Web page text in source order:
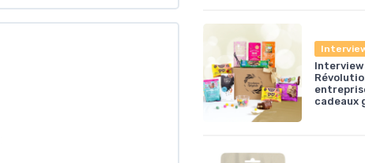
Interview
cadeaux